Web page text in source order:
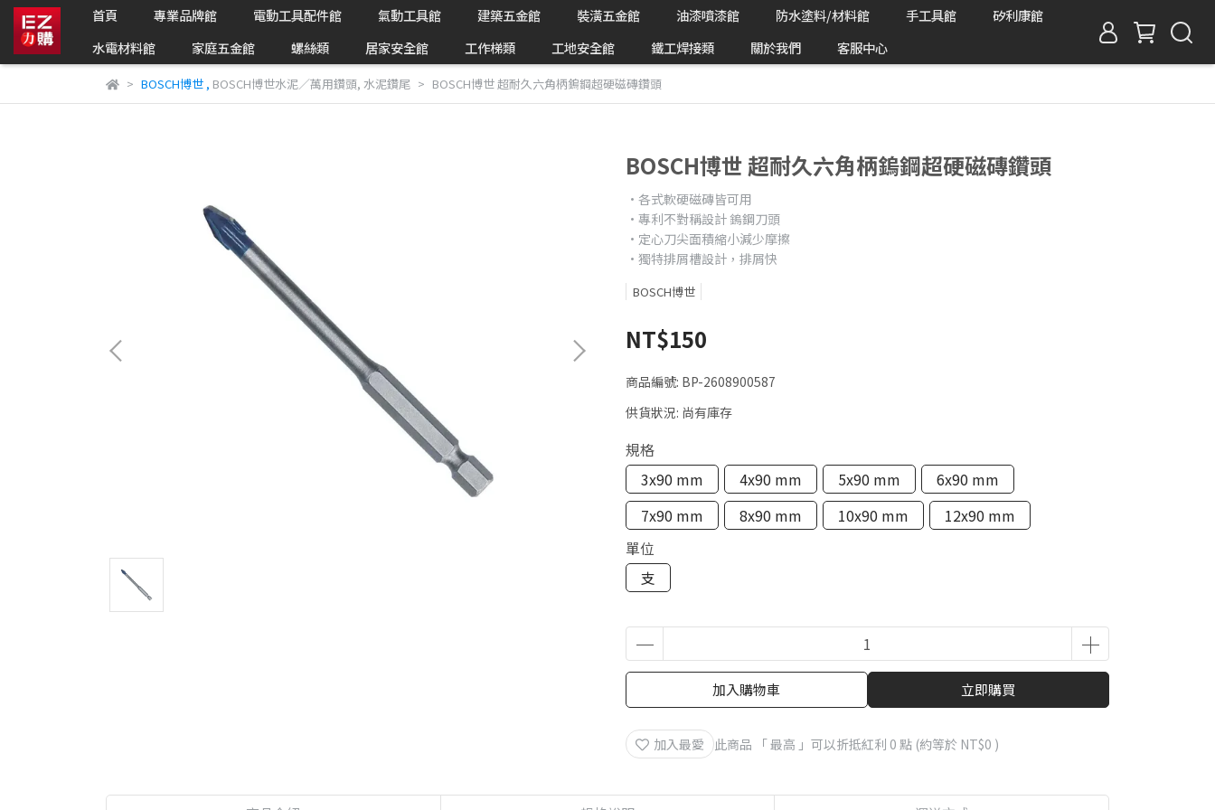
首頁 專業品牌館 電動工具配件館 氣動工具館 建築五金館 裝潢五金館 油漆噴漆館 防水塗料/材料館 手工具館
矽利康館
水電材料館
家庭五金館 螺絲類 居家安全館 工作梯類 工地安全館 鐵工焊接類 關於我們 客服中心
BOSCH博世, BOSCH博世水泥／萬用鑽頭, 水泥鑽尾 BOSCH博世 超耐久六角柄鎢鋼超硬磁磚鑽頭
BOSCH博世 超耐久六角柄鎢鋼超硬磁磚鑽頭
•各式軟硬磁磚皆可用
•專利不對稱設計 鎢鋼刀頭
•定心刀尖面積縮小減少摩擦
•獨特排屑槽設計，排屑快
BOSCH博世
NT$150
商品編號: BP-2608900587
供貨狀況: 尚有庫存
規格
3x90 mm
4x90 mm 5x90 mm
6x90 mm
7x90 mm
8x90 mm 10x90 mm
12x90 mm
單位
支
加入購物車 立即購買
加入最愛 此商品 「 最高 」可以折抵紅利 0 點 (約等於 NT$0 )